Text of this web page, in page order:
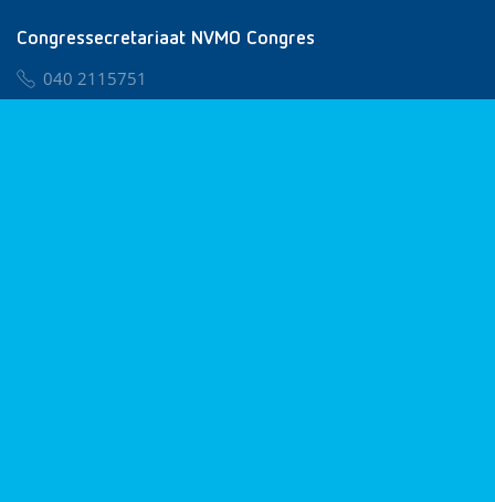
Congressecretariaat NVMO Congres
040 2115751